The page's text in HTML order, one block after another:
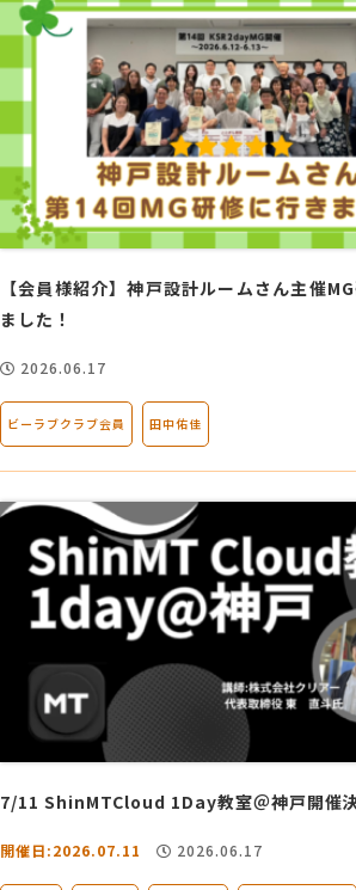
【会員様紹介】神戸設計ルームさん主催
ました！
2026.06.17
ビーラブクラブ会員 田中佑佳
7/11 ShinMTCloud 1Day教室＠神戸開催
開催日:2026.07.11 2026.06.17